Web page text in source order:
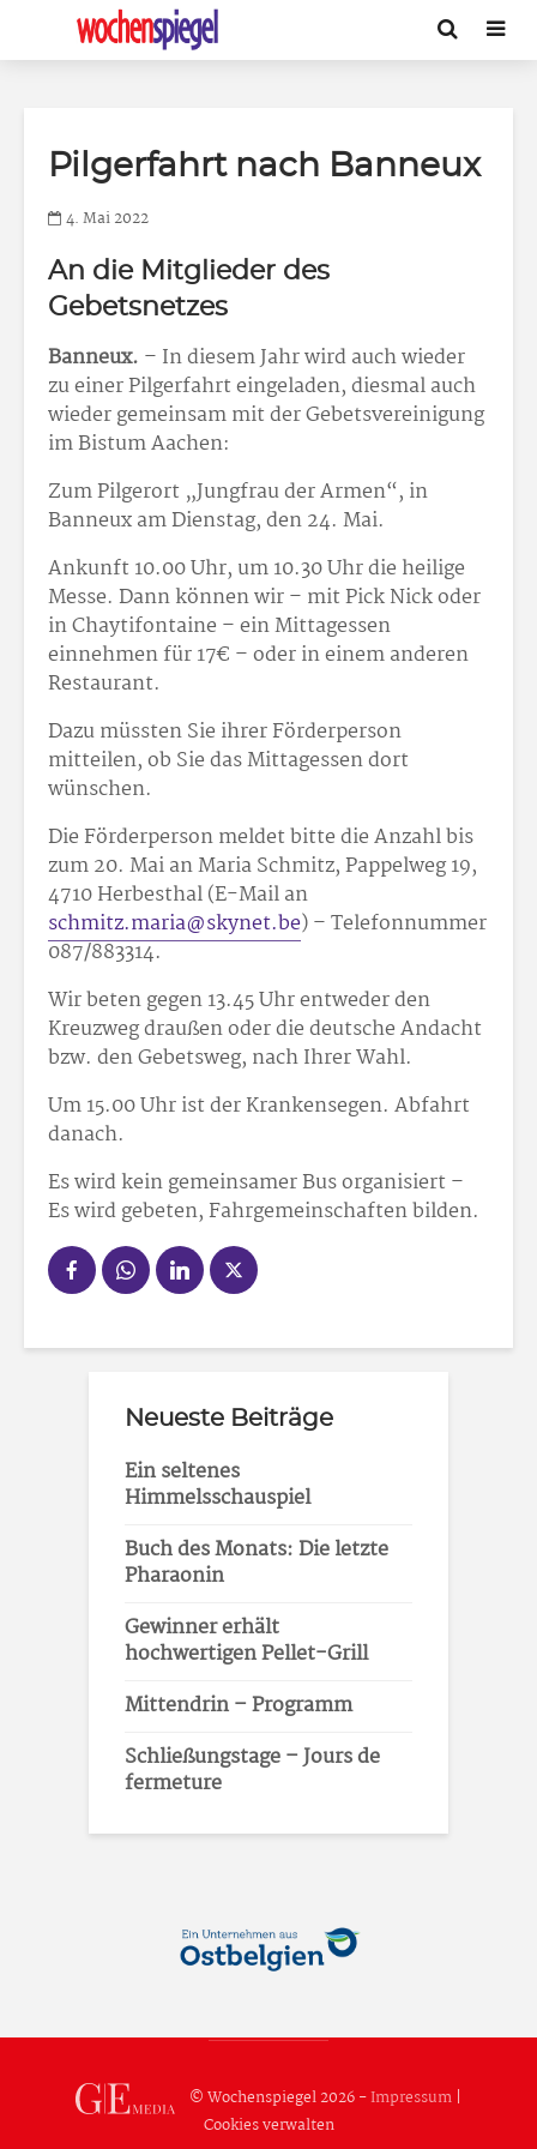
Pilgerfahrt nach Banneux
4. Mai 2022
An die Mitglieder des
Gebetsnetzes
Banneux. – In diesem Jahr wird auch wieder
zu einer Pilgerfahrt eingeladen, diesmal auch
wieder gemeinsam mit der Gebetsvereinigung
im Bistum Aachen:
Zum Pilgerort „Jungfrau der Armen“, in
Banneux am Dienstag, den 24. Mai.
Ankunft 10.00 Uhr, um 10.30 Uhr die heilige
Messe. Dann können wir – mit Pick Nick oder
in Chaytifontaine – ein Mittagessen
einnehmen für 17€ – oder in einem anderen
Restaurant.
Dazu müssten Sie ihrer Förderperson
mitteilen, ob Sie das Mittagessen dort
wünschen.
Die Förderperson meldet bitte die Anzahl bis
zum 20. Mai an Maria Schmitz, Pappelweg 19,
4710 Herbesthal (E-Mail an
schmitz.maria@skynet.be) – Telefonnummer
087/883314.
Wir beten gegen 13.45 Uhr entweder den
Kreuzweg draußen oder die deutsche Andacht
bzw. den Gebetsweg, nach Ihrer Wahl.
Um 15.00 Uhr ist der Krankensegen. Abfahrt
danach.
Es wird kein gemeinsamer Bus organisiert –
Es wird gebeten, Fahrgemeinschaften bilden.
Neueste Beiträge
Ein seltenes
Himmelsschauspiel
Buch des Monats: Die letzte
Pharaonin
Gewinner erhält
hochwertigen Pellet-Grill
Mittendrin – Programm
Schließungstage – Jours de
fermeture
© Wochenspiegel 2026 -Impressum|
Cookies verwalten